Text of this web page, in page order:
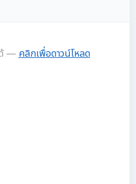
ด้ —คลิกเพื่อดาวน์โหลด